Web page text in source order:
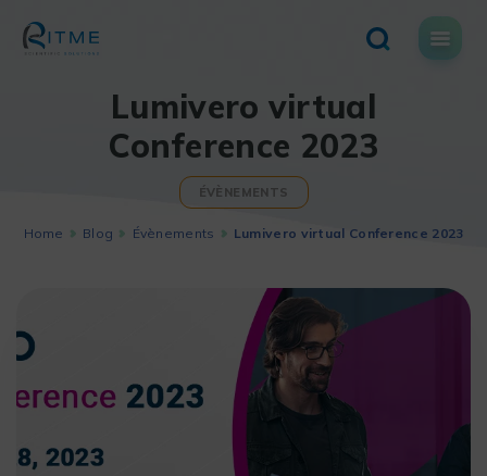
content
Lumivero virtual
Conference 2023
ÉVÈNEMENTS
Home Blog Évènements Lumivero virtual Conference 2023